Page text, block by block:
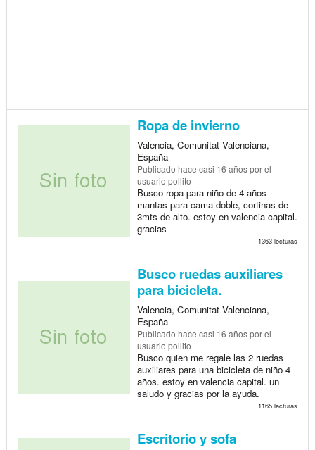
Ropa de invierno
Valencia, Comunitat Valenciana,
España
Publicado hace casi 16 añospor el
usuario pollito
Busco ropa para niño de 4 años
mantas para cama doble, cortinas de
3mts de alto. estoy en valencia capital.
gracias
1363 lecturas
Busco ruedas auxiliares
para bicicleta.
Valencia, Comunitat Valenciana,
España
Publicado hace casi 16 añospor el
usuario pollito
Busco quien me regale las 2 ruedas
auxiliares para una bicicleta de niño 4
años. estoy en valencia capital. un
saludo y gracias por la ayuda.
1165 lecturas
Escritorio y sofa